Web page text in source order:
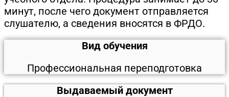
минут, после чего документ отправляется
слушателю, а сведения вносятся в ФРДО.
Вид обучения
Профессиональная переподготовка
Выдаваемый документ